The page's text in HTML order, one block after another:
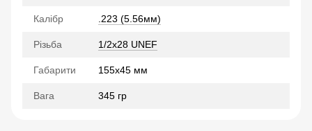
Калібр .223 (5.56мм)
Різьба 1/2x28 UNEF
Габарити 155х45 мм
Вага 345 гр